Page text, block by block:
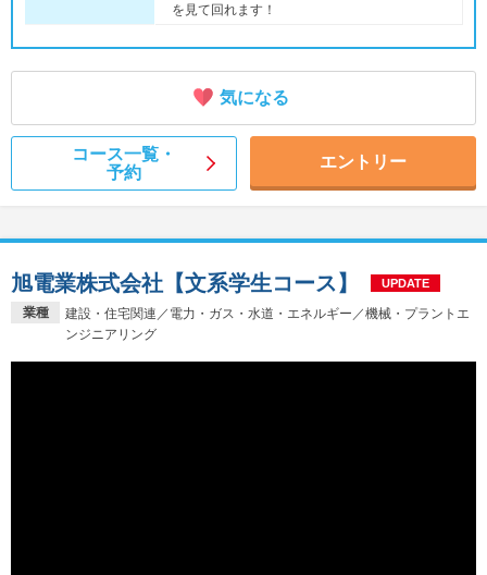
を見て回れます！
気になる
コース一覧・
予約
エントリー
業種
建設・住宅関連／電力・ガス・水道・エネルギー／機械・プラントエ
ンジニアリング
旭電業株式会社【文系学生コース】 UPDATE